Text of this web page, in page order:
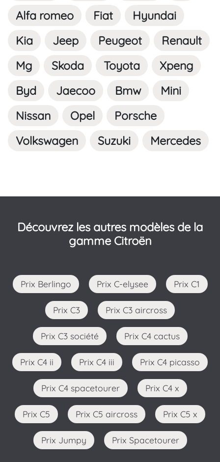
Alfa romeo
Fiat
Hyundai
Kia
Jeep Peugeot
Renault
Mg
Skoda Toyota
Xpeng
Byd
Jaecoo Bmw
Mini
Nissan
Opel
Porsche
Volkswagen
Suzuki Mercedes
Découvrez les autres modèles de la
gamme Citroën
Prix Berlingo Prix C-elysee Prix C1
Prix C3 Prix C3 aircross
Prix C3 société Prix C4 cactus
Prix C4 ii Prix C4 iii Prix C4 picasso
Prix C4 spacetourer Prix C4 x
Prix C5 Prix C5 aircross Prix C5 x
Prix Jumpy Prix Spacetourer